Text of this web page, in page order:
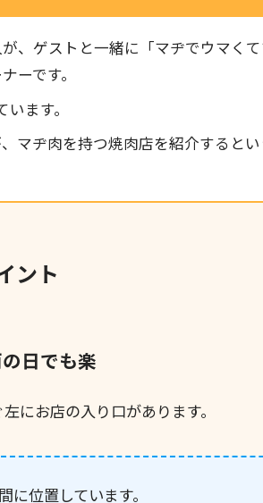
、ゲストと一緒に「マヂでウマく
ーです。
ます。
マヂ肉を持つ焼肉店を紹介すると
ント
日でも楽
にお店の入り口があります。
位置しています。